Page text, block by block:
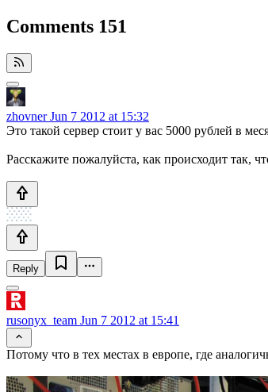
Comments 151
zhovnerJun 7 2012 at 15:32
Это такой сервер стоит у вас 5000 рублей в
Расскажите пожалуйста, как происходит так,
Reply
rusonyx_team Jun 7 2012 at 15:41
Потому что в тех местах в европе, где